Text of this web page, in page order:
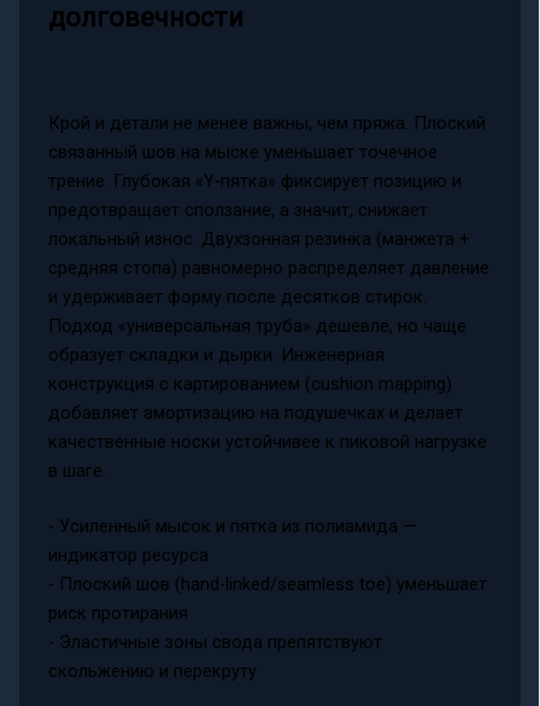
долговечности
Крой и детали не менее важны, чем пряжа. Плоский
связанный шов на мыске уменьшает точечное
трение. Глубокая «Y‑пятка» фиксирует позицию и
предотвращает сползание, а значит, снижает
локальный износ. Двухзонная резинка (манжета +
средняя стопа) равномерно распределяет давление
и удерживает форму после десятков стирок.
Подход «универсальная труба» дешевле, но чаще
образует складки и дырки. Инженерная
конструкция с картированием (cushion mapping)
добавляет амортизацию на подушечках и делает
качественные носки устойчивее к пиковой нагрузке
в шаге.
- Усиленный мысок и пятка из полиамида —
индикатор ресурса
- Плоский шов (hand-linked/seamless toe) уменьшает
риск протирания
- Эластичные зоны свода препятствуют
скольжению и перекруту